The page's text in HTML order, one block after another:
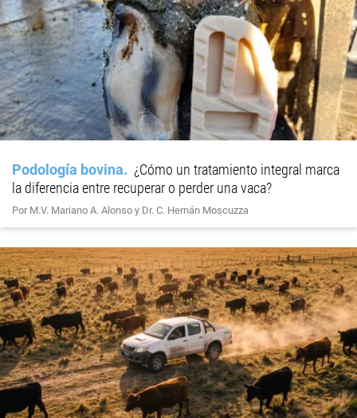
Podología bovina
¿Cómo un tratamiento integral marca
la diferencia entre recuperar o perder una vaca?
Por M.V. Mariano A. Alonso y Dr. C. Hernán Moscuzza